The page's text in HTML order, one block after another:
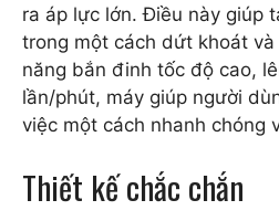
ra áp lực lớn. Điều này giúp
trong một cách dứt khoát và
năng bắn đinh tốc độ cao,
lần/phút, máy giúp người
việc một cách nhanh chóng
Thiết kế chắc chắn